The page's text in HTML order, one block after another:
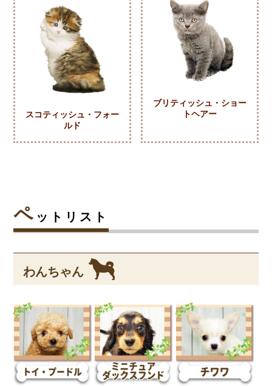
スコティッシュ・フォー
ルド
ブリティッシュ・ショー
トヘアー
ペ ットリスト
わんちゃん